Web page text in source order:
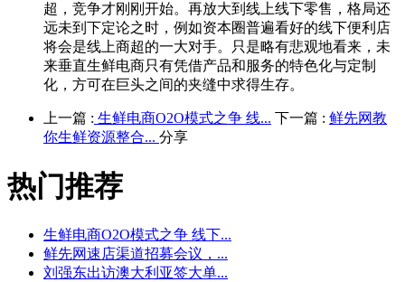
超，竞争才刚刚开始。再放大到线上线下零售，格局还
远未到下定论之时，例如资本圈普遍看好的线下便利店
将会是线上商超的一大对手。只是略有悲观地看来，未
来垂直生鲜电商只有凭借产品和服务的特色化与定制
化，方可在巨头之间的夹缝中求得生存。
上一篇 : 生鲜电商O2O模式之争 线... 下一篇 : 鲜先网教
你生鲜资源整合... 分享
热门推荐
生鲜电商O2O模式之争 线下...
鲜先网速店渠道招募会议，...
刘强东出访澳大利亚签大单...